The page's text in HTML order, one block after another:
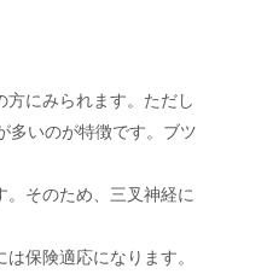
にみられます。ただし
多いのが特徴です。ブツ
。そのため、三叉神経に
保険適応になります。